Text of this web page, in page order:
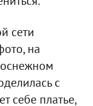
сети
на
с
себе платье,